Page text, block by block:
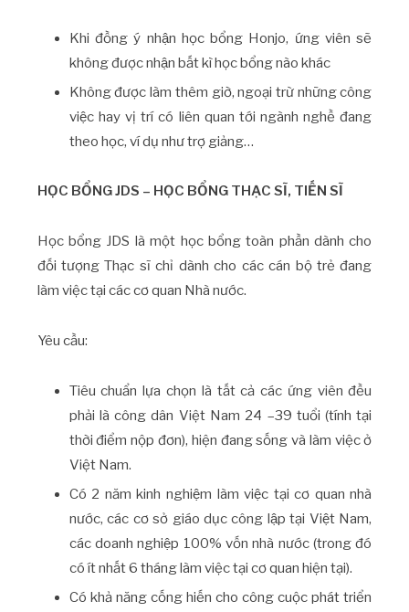
Khi đồng ý nhận học bổng Honjo, ứng viên sẽ
không được nhận bất kì học bổng nào khác
Không được làm thêm giờ, ngoại trừ những công
việc hay vị trí có liên quan tới ngành nghề đang
theo học, ví dụ như trợ giảng…
HỌC BỔNG JDS – HỌC BỔNG THẠC SĨ, TIẾN SĨ
Học bổng JDS là một học bổng toàn phần dành cho
đối tượng Thạc sĩ chỉ dành cho các cán bộ trẻ đang
làm việc tại các cơ quan Nhà nước.
Yêu cầu:
Tiêu chuẩn lựa chọn là tất cả các ứng viên đều
phải là công dân Việt Nam 24 –39 tuổi (tính tại
thời điểm nộp đơn), hiện đang sống và làm việc ở
Việt Nam.
Có 2 năm kinh nghiệm làm việc tại cơ quan nhà
nước, các cơ sở giáo dục công lập tại Việt Nam,
các doanh nghiệp 100% vốn nhà nước (trong đó
có ít nhất 6 tháng làm việc tại cơ quan hiện tại).
Có khả năng cống hiến cho công cuộc phát triển